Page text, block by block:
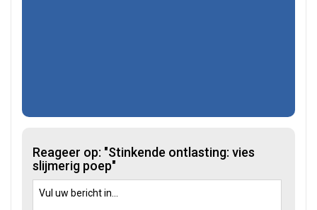
Reageer op: "Stinkende ontlasting: vies
slijmerig poep"